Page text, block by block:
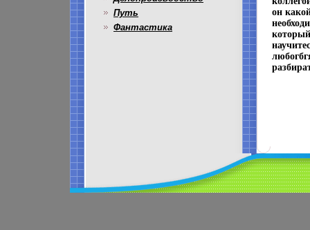
Путь
Фантастика
он